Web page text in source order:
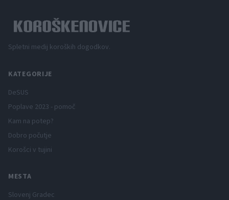
Spletni medij koroških dogodkov.
KATEGORIJE
DeSUS
Poplave 2023 - pomoč
Kam na potep?
Dobro počutje
Korošci v tujini
MESTA
Slovenj Gradec